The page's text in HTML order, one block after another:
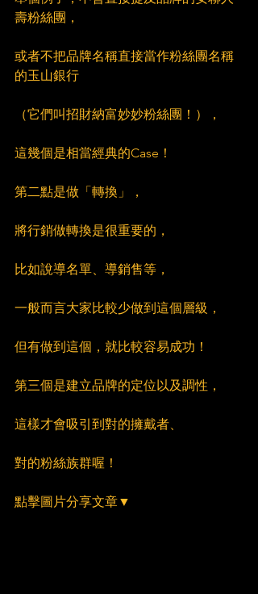
壽粉絲團，
或者不把品牌名稱直接當作粉絲團名稱
的玉山銀行
（它們叫招財納富妙妙粉絲團！），
這幾個是相當經典的Case！
第二點是做「轉換」，
將行銷做轉換是很重要的，
比如說導名單、導銷售等，
一般而言大家比較少做到這個層級，
但有做到這個，就比較容易成功！
第三個是建立品牌的定位以及調性，
這樣才會吸引到對的擁戴者、
對的粉絲族群喔！
點擊圖片分享文章▼